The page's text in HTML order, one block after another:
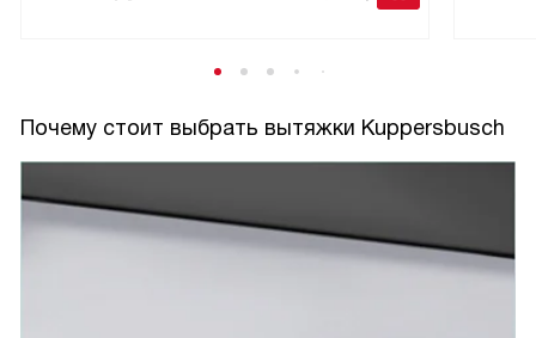
Почему стоит выбрать вытяжки Kuppersbusch